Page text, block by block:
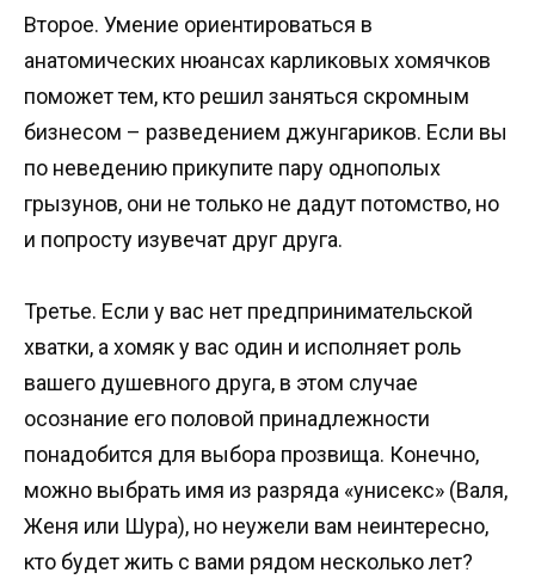
Второе. Умение ориентироваться в
анатомических нюансах карликовых хомячков
поможет тем, кто решил заняться скромным
бизнесом – разведением джунгариков. Если вы
по неведению прикупите пару однополых
грызунов, они не только не дадут потомство, но
и попросту изувечат друг друга.
Третье. Если у вас нет предпринимательской
хватки, а хомяк у вас один и исполняет роль
вашего душевного друга, в этом случае
осознание его половой принадлежности
понадобится для выбора прозвища. Конечно,
можно выбрать имя из разряда «унисекс» (Валя,
Женя или Шура), но неужели вам неинтересно,
кто будет жить с вами рядом несколько лет?